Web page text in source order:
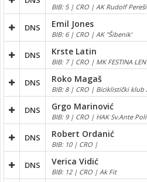
BIB: 5 | CRO | AK Rudolf
DNS Emil Jones
BIB: 6 | CRO | AK "Šibenik'
DNS Krste Latin
BIB: 7 | CRO | MK FESTINA
DNS Roko Magaš
BIB: 8 | CRO | Biciklistički klub
DNS Grgo Marinović
BIB: 9 | CRO | HAK Sv.Ante
DNS Robert Ordanić
BIB: 10 | CRO |
DNS Verica Vidić
BIB: 12 | CRO | Ak Fit